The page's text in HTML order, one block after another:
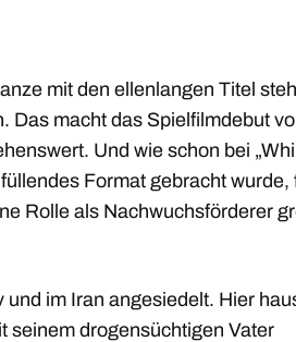
mit den ellenlangen Titel
Das macht das Spielfilmdebut
Und wie schon bei
Format gebracht wurde,
Rolle als Nachwuchsförderer
im Iran angesiedelt. Hier
seinem drogensüchtigen Vater